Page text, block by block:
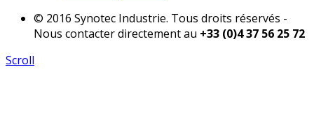
© 2016 Synotec Industrie. Tous droits réservés -
Nous contacter directement au +33 (0)4 37 56 25 72
Scroll